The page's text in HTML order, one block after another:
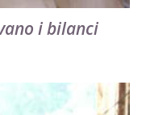
i bilanci